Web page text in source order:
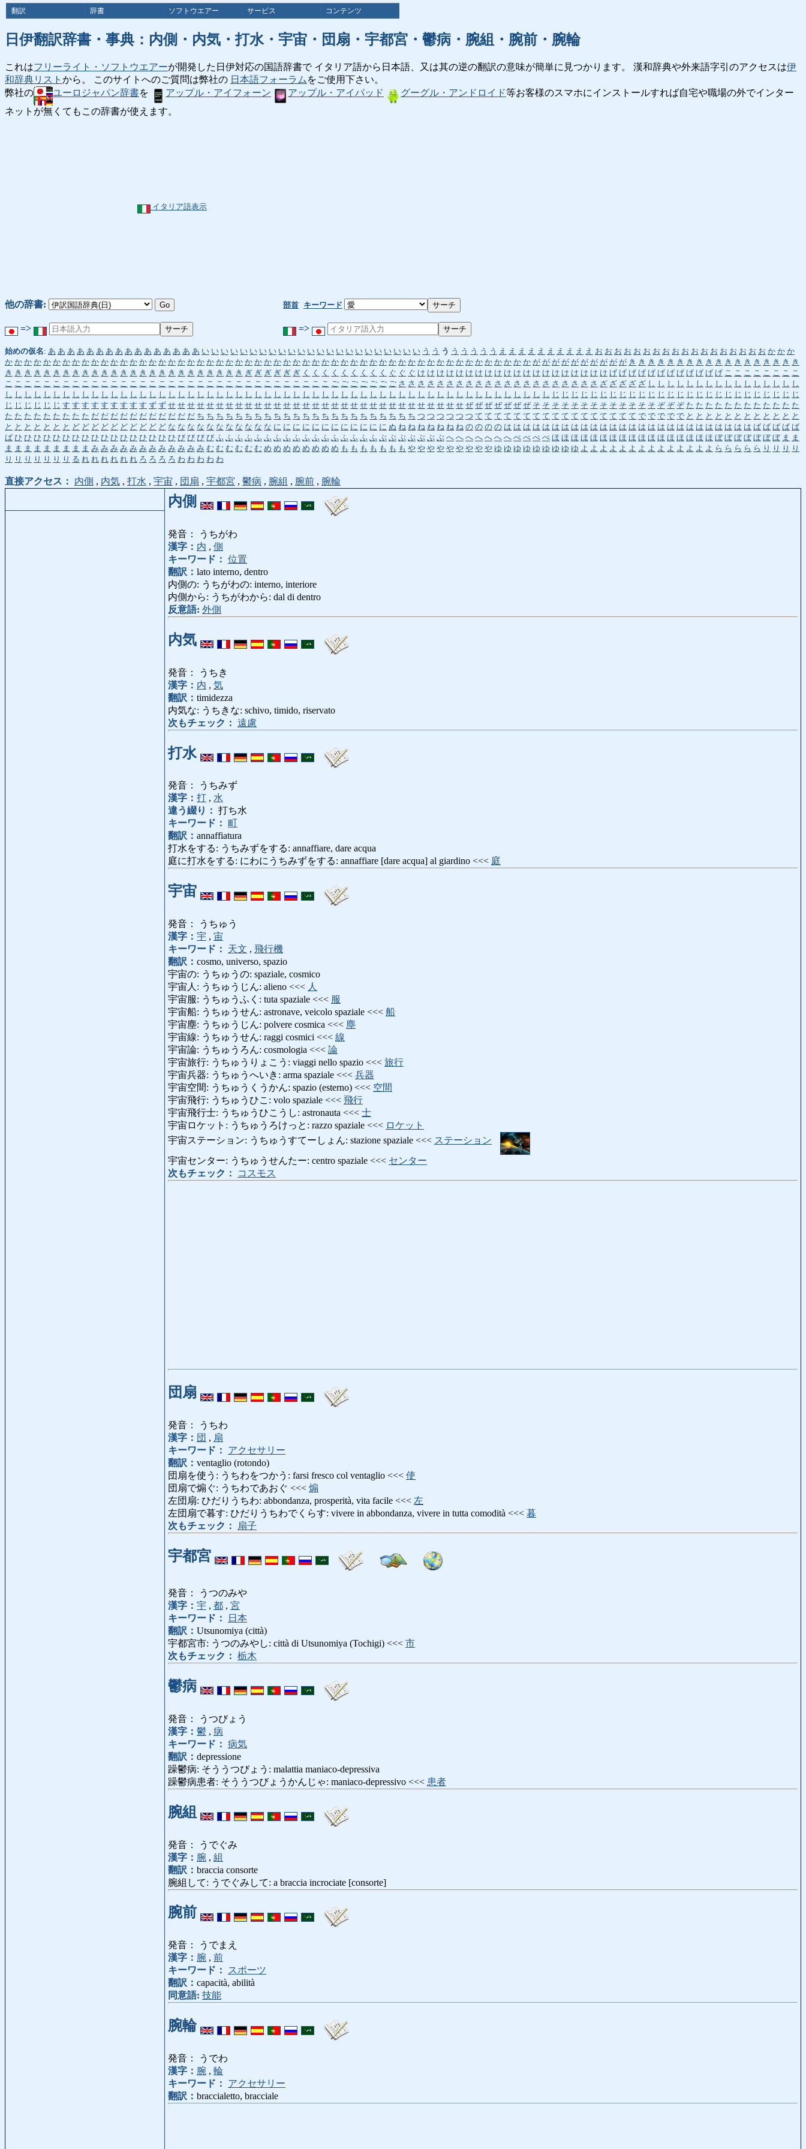
翻訳 辞書 ソフトウエアー サービス コンテンツ
日伊翻訳辞書・事典：内側・内気・打水・宇宙・団扇・宇都宮・鬱病・腕組・腕前・腕輪
これはフリーライト・ソフトウエアーが開発した日伊対応の国語辞書で イタリア語から日本語、又は其の逆の翻訳の意味が簡単に見つかります。 漢和辞典や外来語字引のアクセスは伊
和辞典リスト から。 このサイトへのご質問は弊社の 日本語フォーラム をご使用下さい。
弊社の
ユーロジャパン辞書を アップル・アイフォーン アップル・アイパッド グーグル・アンドロイド等お客様のスマホにインストールすれば自宅や職場の外でインター
ネットが無くてもこの辞書が使えます。
イタリア語表示
他の辞書: 部首 キーワード
=> =>
始めの仮名: あ あ あ あ あ あ あ あ あ あ あ あ あ あ あ あ い い い い い い い い い い い い い い い い い い い い い い い う う う う う う う う え え え え え え え え え え お お お お お お お お お お お お お お お お お お か か か
か か か か か か か か か か か か か か か か か か か か か か か か か か か か か か か か か か か か か か か か か か か か か か か か か か か か か か か が が が が が が が が が が き き き き き き き き き き き き き き き き き き
き き き き き き き き き き き き き き き き き き き き き き き き き ぎ ぎ ぎ ぎ ぎ ぎ く く く く く く く く く ぐ ぐ ぐ け け け け け け け け け け け け け け け け け け け け げ げ げ げ げ げ げ げ げ げ げ げ こ こ こ こ こ こ こ こ
こ こ こ こ こ こ こ こ こ こ こ こ こ こ こ こ こ こ こ こ こ こ こ こ こ こ こ こ こ こ こ こ こ こ ご ご ご ご ご ご ご さ さ さ さ さ さ さ さ さ さ さ さ さ さ さ さ さ さ さ さ さ ざ ざ ざ ざ ざ し し し し し し し し し し し し し し し し
し し し し し し し し し し し し し し し し し し し し し し し し し し し し し し し し し し し し し し し し し し し し し し し し し し し し し し し し し じ じ じ じ じ じ じ じ じ じ じ じ じ じ じ じ じ じ じ じ じ じ じ じ じ じ
じ じ じ じ じ じ す す す す す す す す す ず ず せ せ せ せ せ せ せ せ せ せ せ せ せ せ せ せ せ せ せ せ せ せ せ せ せ せ せ せ せ せ せ ぜ ぜ ぜ ぜ ぜ ぜ ぜ そ そ そ そ そ そ そ そ そ そ そ そ そ ぞ ぞ ぞ た た た た た た た た た た た た
た た た た た た た た た だ だ だ だ だ だ だ だ だ だ だ ち ち ち ち ち ち ち ち ち ち ち ち ち ち ち ち ち ち ち ち ち ち ち つ つ つ つ つ つ て て て て て て て て て て て て て て て て て で で で で で と と と と と と と と と と と と
と と と と と と と ど ど ど ど ど ど ど ど ど ど な な な な な な な な な な な に に に に に に に に に に に に ぬ ね ね ね ね ね ね ね の の の の は は は は は は は は は は は は は は は は は は は は は は は は は は ば ば ば ば ば
ば ひ ひ ひ ひ ひ ひ ひ ひ ひ ひ ひ ひ ひ ひ ひ ひ ひ び び び び ふ ふ ふ ふ ふ ふ ふ ふ ふ ふ ふ ふ ふ ふ ふ ふ ふ ぶ ぶ ぶ ぶ ぶ ぶ ぶ へ へ へ へ へ へ へ べ べ べ ぺ ほ ほ ほ ほ ほ ほ ほ ほ ほ ほ ほ ほ ほ ほ ほ ほ ほ ぼ ぼ ぼ ぼ ぼ ぼ ぼ ま ま
ま ま ま ま ま ま ま ま ま み み み み み み み み み み み み む む む む む む め め め め め め め め も も も も も も も や や や や や や や や や ゆ ゆ ゆ ゆ ゆ ゆ ゆ ゆ ゆ よ よ よ よ よ よ よ よ よ よ よ よ よ よ ら ら ら ら ら り り り り
り り り り り り り る れ れ れ れ れ れ ろ ろ ろ ろ わ わ わ わ わ
直接アクセス： 内側 , 内気 , 打水 , 宇宙 , 団扇 , 宇都宮 , 鬱病 , 腕組 , 腕前 , 腕輪
内側
発音： うちがわ
漢字： 内 , 側
キーワード： 位置
翻訳： lato interno, dentro
内側の: うちがわの: interno, interiore
内側から: うちがわから: dal di dentro
反意語: 外側
内気
発音： うちき
漢字： 内 , 気
翻訳： timidezza
内気な: うちきな: schivo, timido, riservato
次もチェック： 遠慮
打水
発音： うちみず
漢字： 打 , 水
違う綴り： 打ち水
キーワード： 町
翻訳： annaffiatura
打水をする: うちみずをする: annaffiare, dare acqua
庭に打水をする: にわにうちみずをする: annaffiare [dare acqua] al giardino <<< 庭
宇宙
発音： うちゅう
漢字： 宇 , 宙
キーワード：
天文 , 飛行機
翻訳： cosmo, universo, spazio
宇宙の: うちゅうの: spaziale, cosmico
宇宙人: うちゅうじん: alieno <<< 人
宇宙服: うちゅうふく: tuta spaziale <<< 服
宇宙船: うちゅうせん: astronave, veicolo spaziale <<< 船
宇宙塵: うちゅうじん: polvere cosmica <<< 塵
宇宙線: うちゅうせん: raggi cosmici <<< 線
宇宙論: うちゅうろん: cosmologia <<< 論
宇宙旅行: うちゅうりょこう: viaggi nello spazio <<< 旅行
宇宙兵器: うちゅうへいき: arma spaziale <<< 兵器
宇宙空間: うちゅうくうかん: spazio (esterno) <<< 空間
宇宙飛行: うちゅうひこ: volo spaziale <<< 飛行
宇宙飛行士: うちゅうひこうし: astronauta <<< 士
宇宙ロケット: うちゅうろけっと: razzo spaziale <<< ロケット
宇宙ステーション: うちゅうすてーしょん: stazione spaziale <<< ステーション
宇宙センター: うちゅうせんたー: centro spaziale <<< センター
次もチェック：
コスモス
団扇
発音： うちわ
漢字： 団 , 扇
キーワード：
アクセサリー
翻訳： ventaglio (rotondo)
団扇を使う: うちわをつかう: farsi fresco col ventaglio <<< 使
団扇で煽ぐ: うちわであおぐ <<< 煽
左団扇: ひだりうちわ: abbondanza, prosperità, vita facile <<< 左
左団扇で暮す: ひだりうちわでくらす: vivere in abbondanza, vivere in tutta comodità <<< 暮
次もチェック：
扇子
宇都宮
発音： うつのみや
漢字： 宇 , 都 , 宮
キーワード：
日本
翻訳： Utsunomiya (città)
宇都宮市: うつのみやし: città di Utsunomiya (Tochigi) <<< 市
次もチェック： 栃木
鬱病
発音： うつびょう
漢字： 鬱 , 病
キーワード： 病気
翻訳： depressione
躁鬱病: そううつびょう: malattia maniaco-depressiva
躁鬱病患者: そううつびょうかんじゃ: maniaco-depressivo <<< 患者
腕組
発音： うでぐみ
漢字： 腕 , 組
翻訳： braccia consorte
腕組して: うでぐみして: a braccia incrociate [consorte]
腕前
発音： うでまえ
漢字： 腕 , 前
キーワード：
スポーツ
翻訳： capacità, abilità
同意語: 技能
腕輪
発音： うでわ
漢字： 腕 , 輪
キーワード：
アクセサリー
翻訳： braccialetto, bracciale